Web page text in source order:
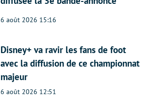
6 août 2026 15:16
Disney+ va ravir les fans de foot
avec la diffusion de ce championnat
majeur
6 août 2026 12:51